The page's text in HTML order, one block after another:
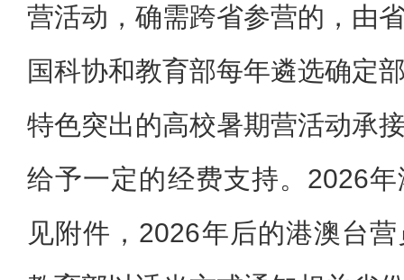
营活动，确需跨省参营的，由
国科协和教育部每年遴选确定
特色突出的高校暑期营活动承
给予一定的经费支持。2026
见附件，2026年后的港澳台